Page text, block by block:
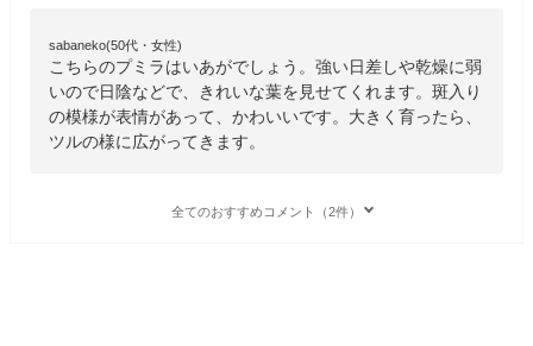
sabaneko(50代・女性)
こちらのプミラはいあがでしょう。強い日差しや乾燥に弱
いので日陰などで、きれいな葉を見せてくれます。斑入り
の模様が表情があって、かわいいです。大きく育ったら、
ツルの様に広がってきます。
全てのおすすめコメント（2件）